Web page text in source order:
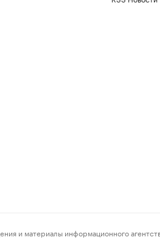
информационного агентства